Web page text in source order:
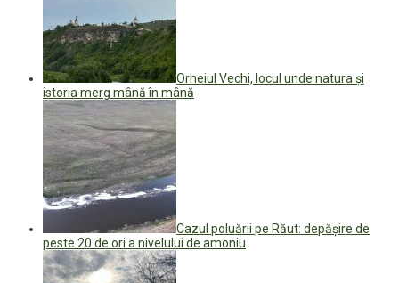
Orheiul Vechi, locul unde natura și
istoria merg mână în mână
Cazul poluării pe Răut: depășire de
peste 20 de ori a nivelului de amoniu